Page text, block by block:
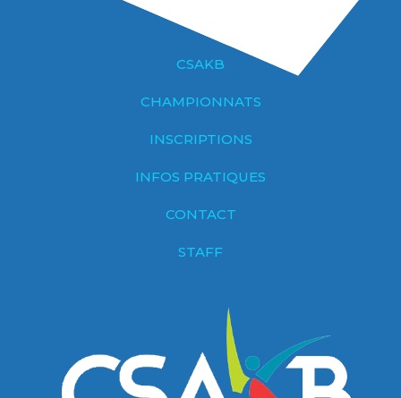
CSAKB
CHAMPIONNATS
INSCRIPTIONS
INFOS PRATIQUES
CONTACT
STAFF